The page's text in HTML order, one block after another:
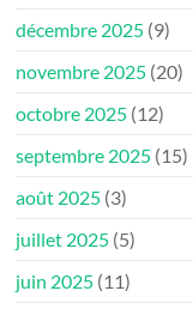
décembre 2025 (9)
novembre 2025 (20)
octobre 2025 (12)
septembre 2025 (15)
août 2025 (3)
juillet 2025 (5)
juin 2025 (11)